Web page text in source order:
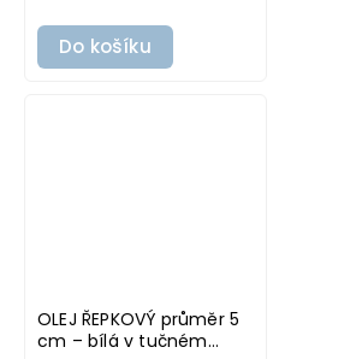
Do košíku
OLEJ ŘEPKOVÝ průměr 5
cm – bílá v tučném